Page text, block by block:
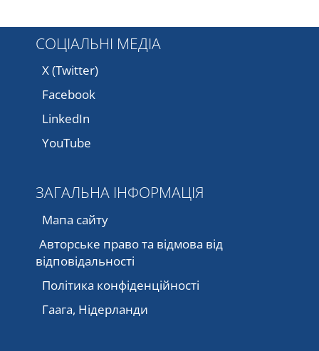
СОЦІАЛЬНІ МЕДІА
X (Twitter)
Facebook
LinkedIn
YouTube
ЗАГАЛЬНА ІНФОРМАЦІЯ
Мапа сайту
Авторське право та відмова від
відповідальності
Політика конфіденційності
Гаага, Нідерланди